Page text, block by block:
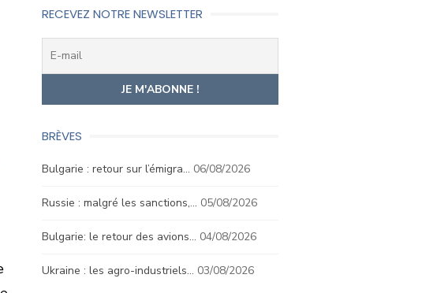
RECEVEZ NOTRE NEWSLETTER
BRÈVES
Bulgarie : retour sur l’émigra… 06/08/2026
Russie : malgré les sanctions,… 05/08/2026
Bulgarie: le retour des avions… 04/08/2026
Ukraine : les agro-industriels… 03/08/2026